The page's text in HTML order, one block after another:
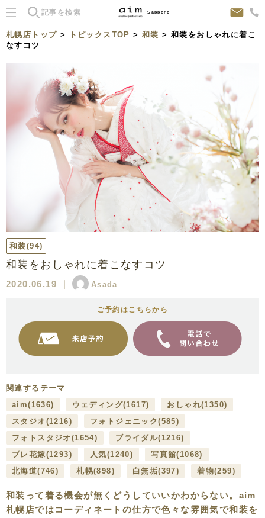
Sapporo
札幌店トップ > トピックスTOP >和装 > 和装をおしゃれに着こ
なすコツ
和装(94)
和装をおしゃれに着こなすコツ
2020.06.19 Asada
ご予約はこちらから
関連するテーマ
aim(1636) ウェディング(1617) おしゃれ(1350)
スタジオ (1216) フォトジェニック(585)
フォトスタジオ (1654) ブライダル(1216)
プレ花嫁(1293) 人気(1240) 写真館(1068)
北海道(746) 札幌(898) 白無垢(397) 着物(259)
和装って着る機会が無くどうしていいかわからない。aim
札幌店ではコーディネートの仕方で色々な雰囲気で和装を